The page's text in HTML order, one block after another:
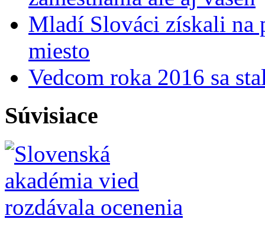
Mladí Slováci získali na
miesto
Vedcom roka 2016 sa
Súvisiace